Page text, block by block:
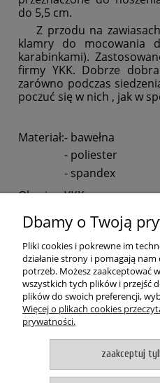
do 5,5 cm.
Z przodu na zawiasach
klamry do mocowania
karabinkami).
firmy YKK. Dobrze
zarówno podczas
poczuć się w nich , jak w
Materiał:- bawełna
- poliester
- spandex
Okucia
YKK
MOJE
PŁATNOŚCI
pokaż pełną
Dbamy o Twoją
Pliki cookies i pokrewne im
działanie strony i pomagają
potrzeb. Możesz zaakceptować
wszystkich tych plików i przejść
plików do swoich preferencji,
Więcej o plikach cookies
prywatności.
zaakceptuj